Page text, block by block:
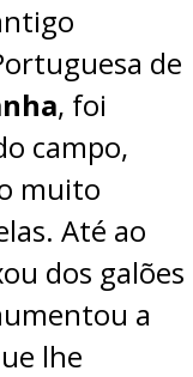
de
, foi
campo,
muito
Até ao
dos galões
a
lhe